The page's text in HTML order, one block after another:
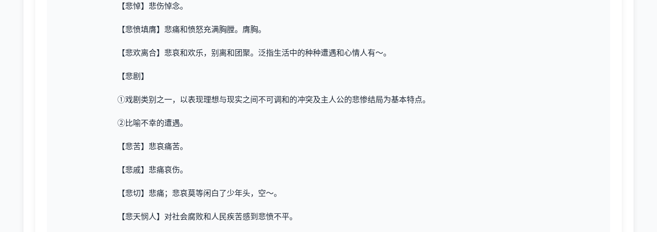
【悲悼】悲伤悼念。
【悲愤填膺】悲痛和愤怒充满胸膛。膺胸。
【悲欢离合】悲哀和欢乐，别离和团聚。泛指生活中的种种遭遇和心情人有～。
【悲剧】
①戏剧类别之一，以表现理想与现实之间不可调和的冲突及主人公的悲惨结局为基本特点。
②比喻不幸的遭遇。
【悲苦】悲哀痛苦。
【悲戚】悲痛哀伤。
【悲切】悲痛；悲哀莫等闲白了少年头，空～。
【悲天悯人】对社会腐败和人民疾苦感到悲愤不平。